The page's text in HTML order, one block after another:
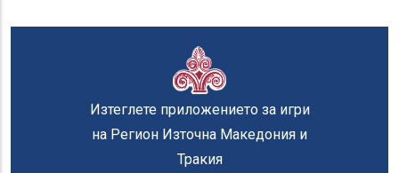
Изтеглете приложението за игри
на Регион Източна Македония и
Тракия